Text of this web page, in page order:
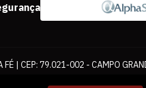
| CEP: 79.021-002 - CAMPO